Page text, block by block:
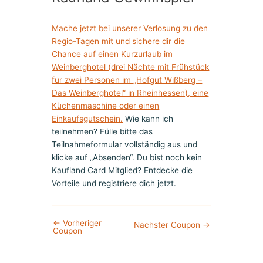
Mache jetzt bei unserer Verlosung zu den
Regio-Tagen mit und sichere dir die
Chance auf einen Kurzurlaub im
Weinberghotel (drei Nächte mit Frühstück
für zwei Personen im „Hofgut Wißberg –
Das Weinberghotel“ in Rheinhessen), eine
Küchenmaschine oder einen
Einkaufsgutschein. Wie kann ich
teilnehmen? Fülle bitte das
Teilnahmeformular vollständig aus und
klicke auf „Absenden“. Du bist noch kein
Kaufland Card Mitglied? Entdecke die
Vorteile und registriere dich jetzt.
← Vorheriger
Coupon
Nächster Coupon →